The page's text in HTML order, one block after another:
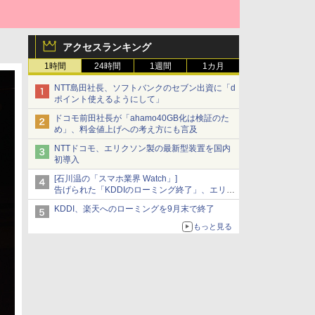
アクセスランキング
1時間 24時間 1週間 1カ月
NTT島田社長、ソフトバンクのセブン出資に「d
ポイント使えるようにして」
ドコモ前田社長が「ahamo40GB化は検証のた
め」、料金値上げへの考え方にも言及
NTTドコモ、エリクソン製の最新型装置を国内
初導入
[石川温の「スマホ業界 Watch」]
告げられた「KDDIのローミング終了」、エリア
マップの落とし穴と楽天モバイルの課題
KDDI、楽天へのローミングを9月末で終了
もっと見る